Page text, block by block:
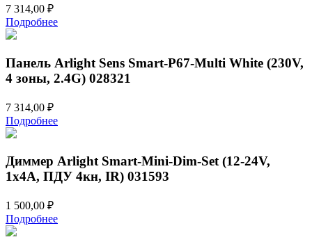
7 314,00 ₽
Подробнее
Панель Arlight Sens Smart-P67-Multi White (230V,
4 зоны, 2.4G) 028321
7 314,00 ₽
Подробнее
Диммер Arlight Smart-Mini-Dim-Set (12-24V,
1x4A, ПДУ 4кн, IR) 031593
1 500,00 ₽
Подробнее